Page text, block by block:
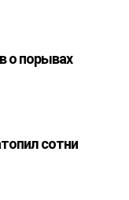
о порывах
сотни